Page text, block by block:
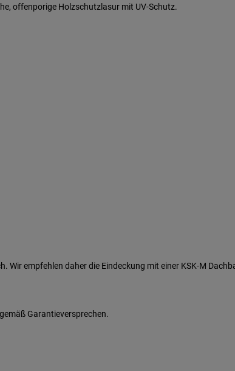
offenporige Holzschutzlasur mit UV-Schutz.
empfehlen daher die Eindeckung mit einer KSK-M
Garantieversprechen.